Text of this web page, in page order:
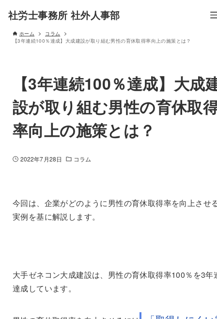
社労士事務所 社外人事部
ホーム
コラム
【3年連続100％達成】大成建設が取り組む男性の育休取得率向上の施策とは？
【3年連続100％達成】大成
設が取り組む男性の育休取
率向上の施策とは？
2022年7月28日 コラム
今回は、企業がどのように男性の育休取得率を向上させ
実例を基に解説します。
大手ゼネコン大成建設は、男性の育休取得率100％を3年
達成しています。